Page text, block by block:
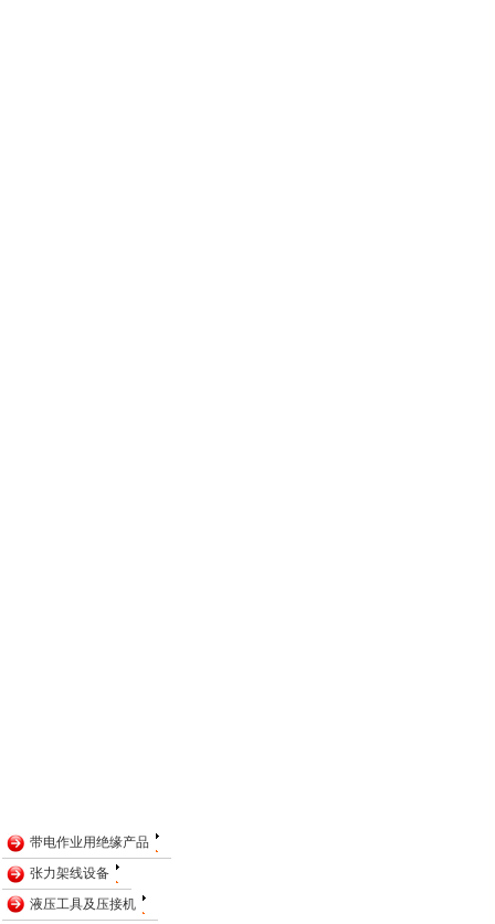
带电作业用绝缘产品
张力架线设备
液压工具及压接机